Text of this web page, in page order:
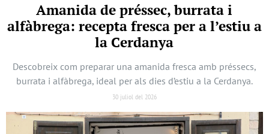
Amanida de préssec, burrata i
alfàbrega: recepta fresca per a l’estiu a
la Cerdanya
Descobreix com preparar una amanida fresca amb préssecs,
burrata i alfàbrega, ideal per als dies d’estiu a la Cerdanya.
30 juliol del 2026